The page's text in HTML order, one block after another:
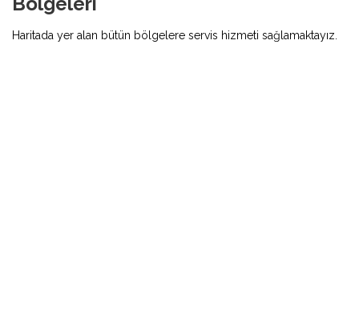
Haritada yer alan bütün bölgelere servis hizmeti sağlamaktayız.